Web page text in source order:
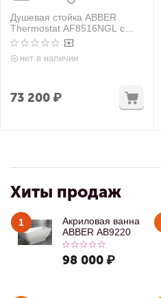
Душевая стойка ABBER
Thermostat AF8516NGL с
термостатом и изливом,
оружейная сталь
нет в наличии
73 200₽
Хиты продаж
1
Акриловая ванна
ABBER AB9220
98 000 ₽